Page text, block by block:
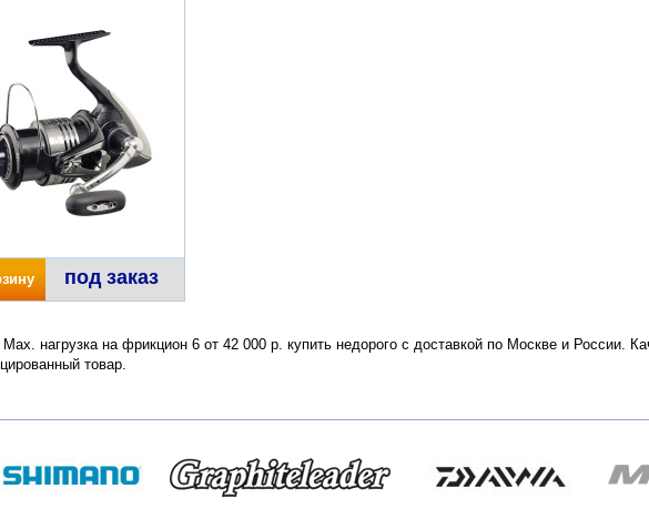
под заказ
нагрузка на фрикцион 6 от 42 000 р. купить недорого с доставкой по Москве и России.
товар.